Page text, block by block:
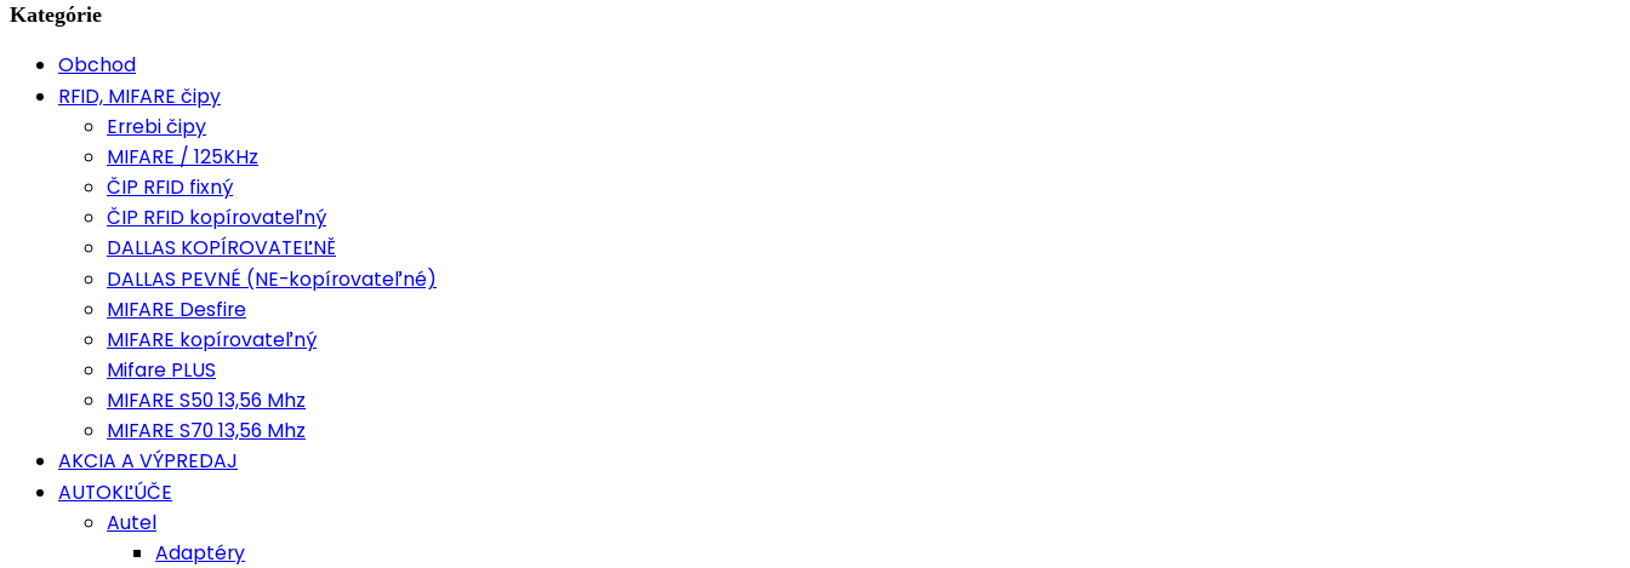
Kategórie
Obchod
RFID, MIFARE čipy
Errebi čipy
MIFARE / 125KHz
ČIP RFID fixný
ČIP RFID kopírovateľný
DALLAS KOPÍROVATEĽNĚ
DALLAS PEVNÉ (NE-kopírovateľné)
MIFARE Desfire
MIFARE kopírovateľný
Mifare PLUS
MIFARE S50 13,56 Mhz
MIFARE S70 13,56 Mhz
AKCIA A VÝPREDAJ
AUTOKĽÚČE
Autel
Adaptéry